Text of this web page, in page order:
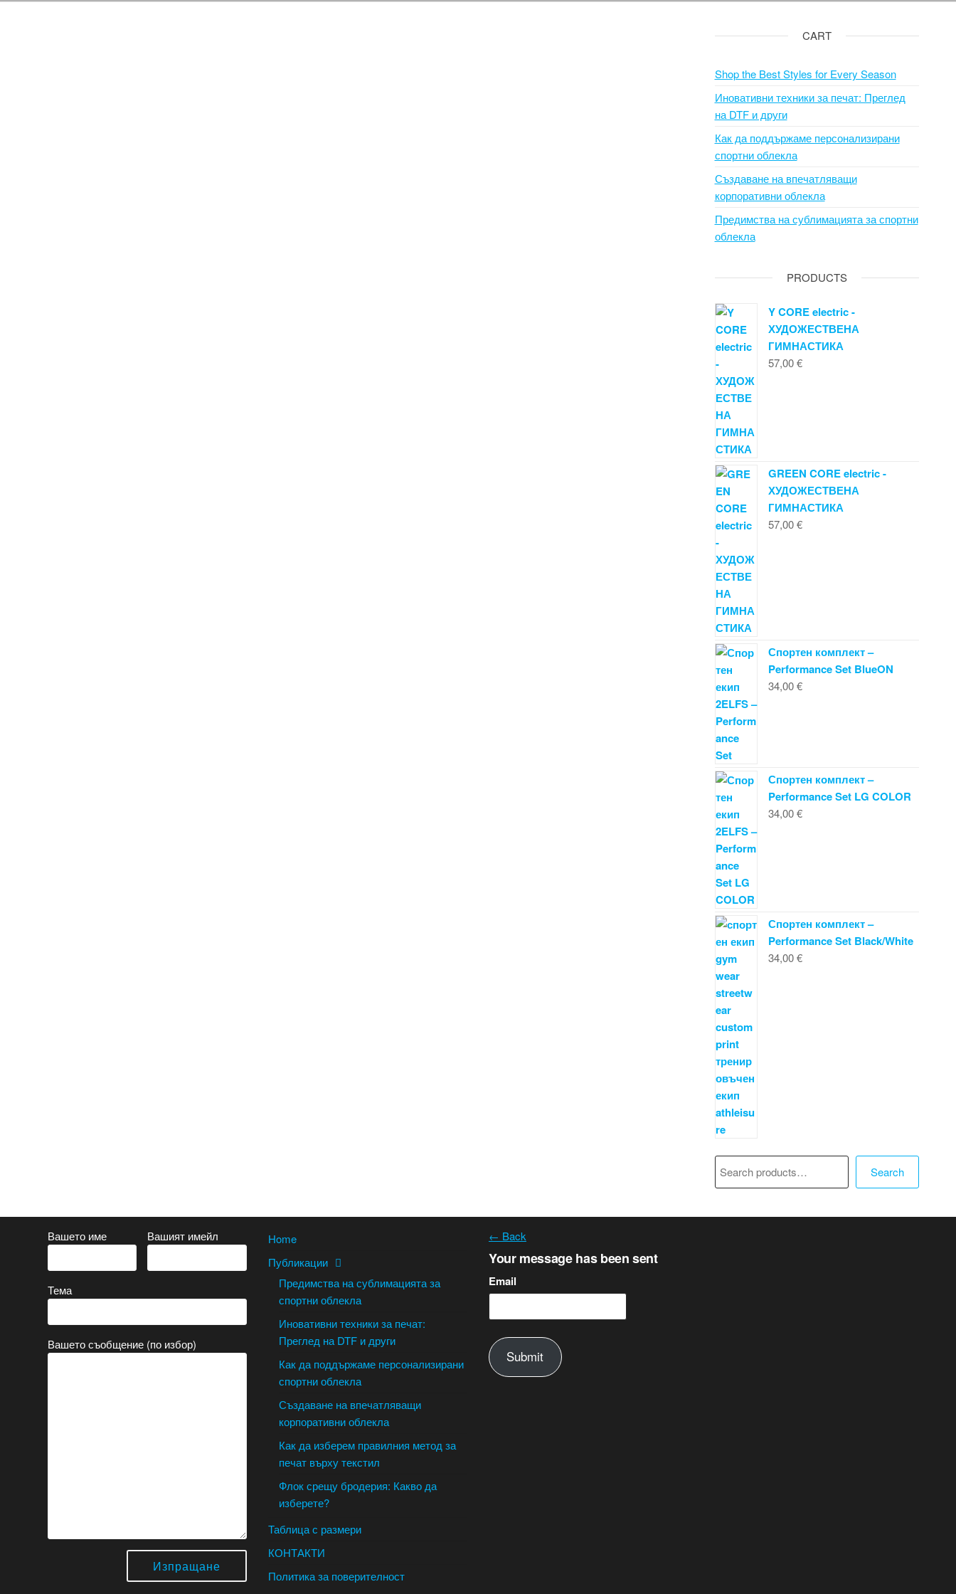
CART
Shop the Best Styles for Every Season
Иновативни техники за печат: Преглед
на DTF и други
Как да поддържаме персонализирани
спортни облекла
Създаване на впечатляващи
корпоративни облекла
Предимства на сублимацията за спортни
облекла
PRODUCTS
Y CORE electric -
ХУДОЖЕСТВЕНА
ГИМНАСТИКА
57,00€
GREEN CORE electric -
ХУДОЖЕСТВЕНА
ГИМНАСТИКА
57,00€
Спортен комплект –
Performance Set BlueON
34,00€
Спортен комплект –
Performance Set LG COLOR
34,00€
Спортен комплект –
Performance Set Black/White
34,00€
Search
Вашето име Вашият имейл
Тема
Вашето съобщение (по избор)
Home
Публикации
Предимства на сублимацията за
спортни облекла
Иновативни техники за печат:
Преглед на DTF и други
Как да поддържаме персонализирани
спортни облекла
Създаване на впечатляващи
корпоративни облекла
Как да изберем правилния метод за
печат върху текстил
Флок срещу бродерия: Какво да
изберете?
Таблица с размери
КОНТАКТИ
Политика за поверителност
← Back
Your message has been sent
Email
Submit